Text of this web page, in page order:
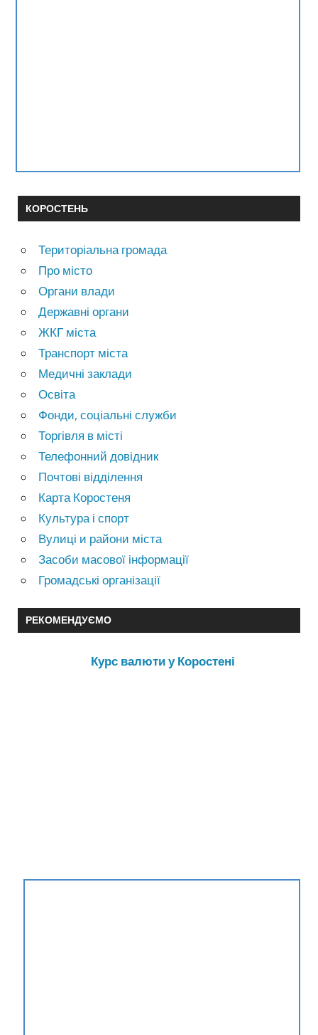
КОРОСТЕНЬ
Територіальна громада
Про місто
Органи влади
Державні органи
ЖКГ міста
Транспорт міста
Медичні заклади
Освіта
Фонди, соціальні служби
Торгівля в місті
Телефонний довідник
Почтові відділення
Карта Коростеня
Культура і спорт
Вулиці и райони міста
Засоби масової інформації
Громадські організації
РЕКОМЕНДУЄМО
Курс валюти у Коростені